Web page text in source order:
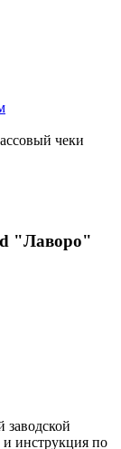
чеки
"Лаворо"
заводской
инструкция по